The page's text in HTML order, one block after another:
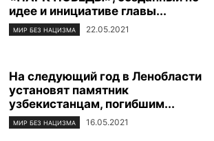
ЦЕНТР ИСЛАМСКОЙ ЦИВИЛИЗАЦИИ ЭКОЛОГИЯ
ЭКОНОМИКА И БИЗНЕС
идее и инициативе главы...
МИР БЕЗ НАЦИЗМА 22.05.2021
На следующий год в Ленобласти
установят памятник
узбекистанцам, погибшим...
МИР БЕЗ НАЦИЗМА 16.05.2021